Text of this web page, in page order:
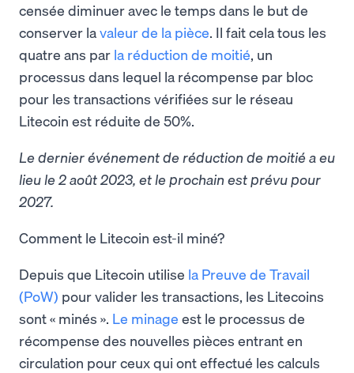
censée diminuer avec le temps dans le but de
conserver lavaleur de la pièce. Il fait cela tous les
quatre ans par la réduction de moitié, un
processus dans lequel la récompense par bloc
pour les transactions vérifiées sur le réseau
Litecoin est réduite de 50%.
Le dernier événement de réduction de moitié a eu
lieu le 2 août 2023, et le prochain est prévu pour
2027.
Comment le Litecoin est-il miné?
Depuis que Litecoin utilise la Preuve de Travail
(PoW) pour valider les transactions, les Litecoins
sont « minés ». Le minage est le processus de
récompense des nouvelles pièces entrant en
circulation pour ceux qui ont effectué les calculs